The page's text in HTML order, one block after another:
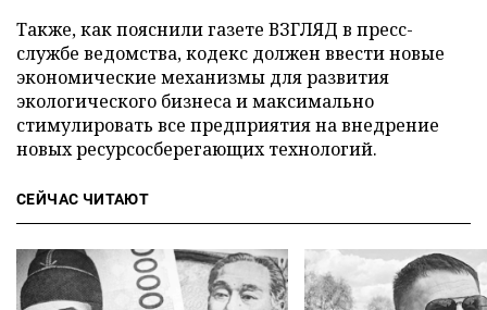
Также, как пояснили газете ВЗГЛЯД в пресс-
службе ведомства, кодекс должен ввести новые
экономические механизмы для развития
экологического бизнеса и максимально
стимулировать все предприятия на внедрение
новых ресурсосберегающих технологий.
СЕЙЧАС ЧИТАЮТ